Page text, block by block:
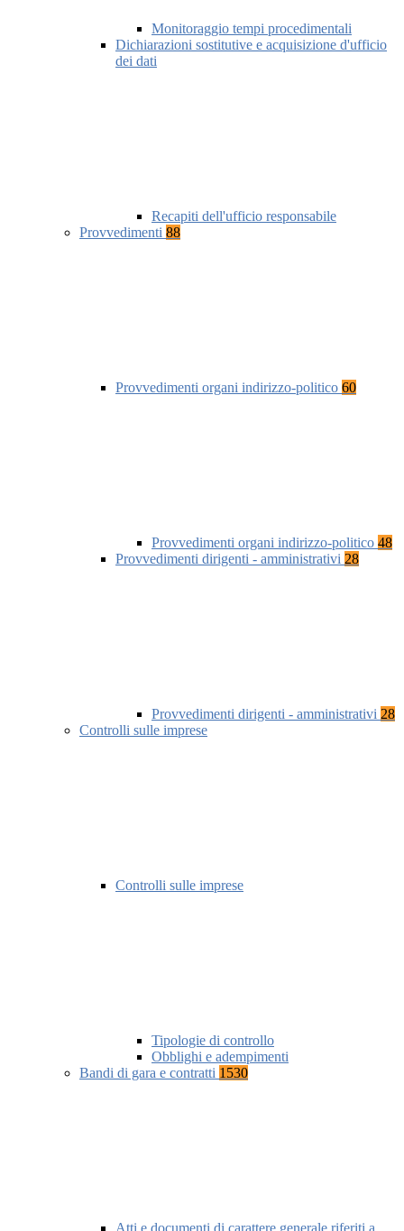
Monitoraggio tempi procedimentali
Dichiarazioni sostitutive e acquisizione d'ufficio
dei dati
Recapiti dell'ufficio responsabile
Provvedimenti 88
Provvedimenti organi indirizzo-politico 60
Provvedimenti organi indirizzo-politico 48
Provvedimenti dirigenti - amministrativi 28
Provvedimenti dirigenti - amministrativi 28
Controlli sulle imprese
Controlli sulle imprese
Tipologie di controllo
Obblighi e adempimenti
Bandi di gara e contratti 1530